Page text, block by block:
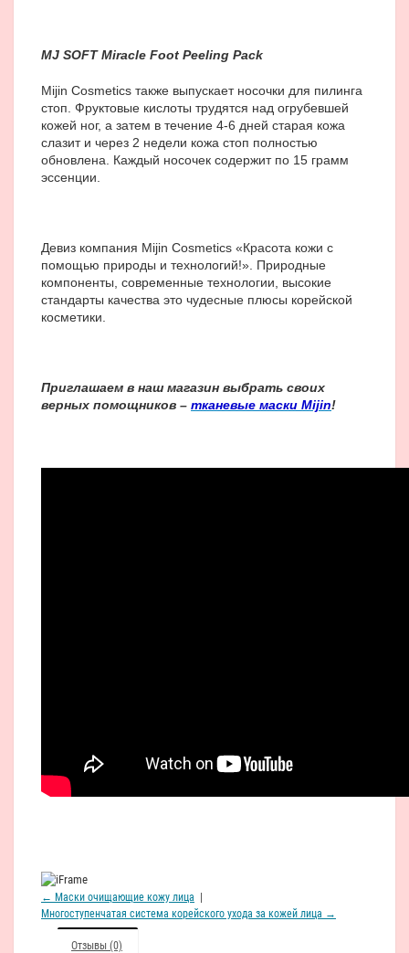
MJ SOFT Miracle Foot Peeling Pack
Mijin Cosmetics также выпускает носочки для пилинга
стоп. Фруктовые кислоты трудятся над огрубевшей
кожей ног, а затем в течение 4-6 дней старая кожа
слазит и через 2 недели кожа стоп полностью
обновлена. Каждый носочек содержит по 15 грамм
эссенции.
Девиз компания Mijin Cosmetics «Красота кожи с
помощью природы и технологий!». Природные
компоненты, современные технологии, высокие
стандарты качества это чудесные плюсы корейской
косметики.
Приглашаем в наш магазин выбрать своих
верных помощников – тканевые маски Mijin!
← Маски очищающие кожу лица
Многоступенчатая система корейского ухода за кожей лица →
Отзывы (0)